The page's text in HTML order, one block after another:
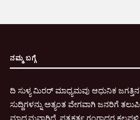
ನಮ್ಮ ಬಗ್ಗೆ
ದಿ ಸುಳ್ಯ ಮಿರರ್ ಮಾಧ್ಯಮವು ಆಧುನಿಕ ಜಗತ್ತಿನ
ಸುದ್ದಿಗಳನ್ನು ಅತ್ಯಂತ ವೇಗವಾಗಿ ಜನರಿಗೆ